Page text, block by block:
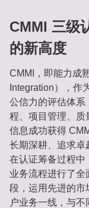
CMMI 三级
的新高度
CMMI，即能力成
Integration），作
公信力的评估体系
程、项目管理、质
信息成功获得
长期深耕、追求卓
在认证筹备过程中
业务流程进行了全
段，运用先进的市
户业务一线，与